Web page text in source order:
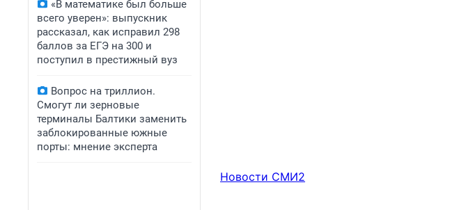
«В математике был больше
всего уверен»: выпускник
рассказал, как исправил 298
баллов за ЕГЭ на 300 и
поступил в престижный вуз
Вопрос на триллион.
Смогут ли зерновые
терминалы Балтики заменить
заблокированные южные
порты: мнение эксперта
Новости СМИ2